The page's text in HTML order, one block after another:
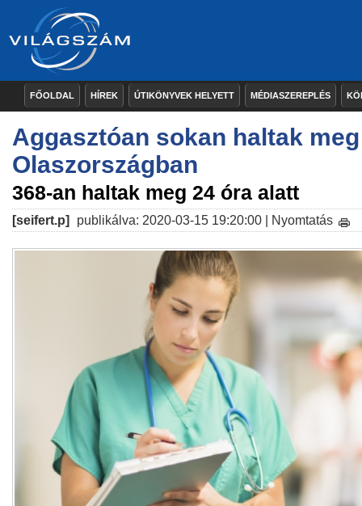
FŐOLDAL HÍREK ÚTIKÖNYVEK HELYETT MÉDIASZEREPLÉS
Aggasztóan sokan haltak meg
Olaszországban
368-an haltak meg 24 óra alatt
[seifert.p] publikálva: 2020-03-15 19:20:00 | Nyomtatás